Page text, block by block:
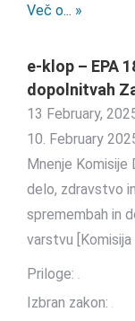
Več o... »
e-klop – EPA
dopolnitvah
13 February,
10. February
Mnenje Komisije
delo, zdravstvo
spremembah in
varstvu
Priloge:
Izbran zakon: